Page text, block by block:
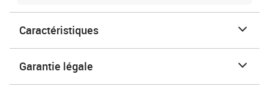
Caractéristiques
Garantie légale